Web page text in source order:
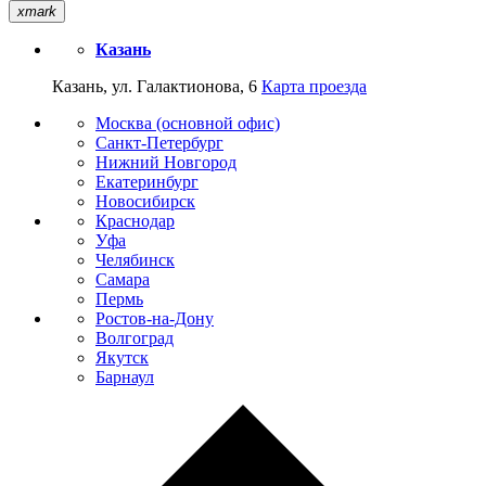
xmark
Казань
Казань, ул. Галактионова, 6 Карта проезда
Москва (основной офис)
Санкт-Петербург
Нижний Новгород
Екатеринбург
Новосибирск
Краснодар
Уфа
Челябинск
Самара
Пермь
Ростов-на-Дону
Волгоград
Якутск
Барнаул